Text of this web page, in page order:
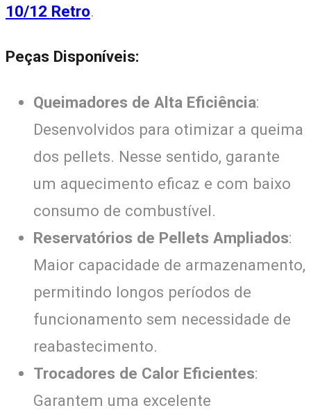
10/12 Retro.
Peças Disponíveis:
Queimadores de Alta Eficiência:
Desenvolvidos para otimizar a queima
dos pellets. Nesse sentido, garante
um aquecimento eficaz e com baixo
consumo de combustível.
Reservatórios de Pellets Ampliados:
Maior capacidade de armazenamento,
permitindo longos períodos de
funcionamento sem necessidade de
reabastecimento.
Trocadores de Calor Eficientes:
Garantem uma excelente